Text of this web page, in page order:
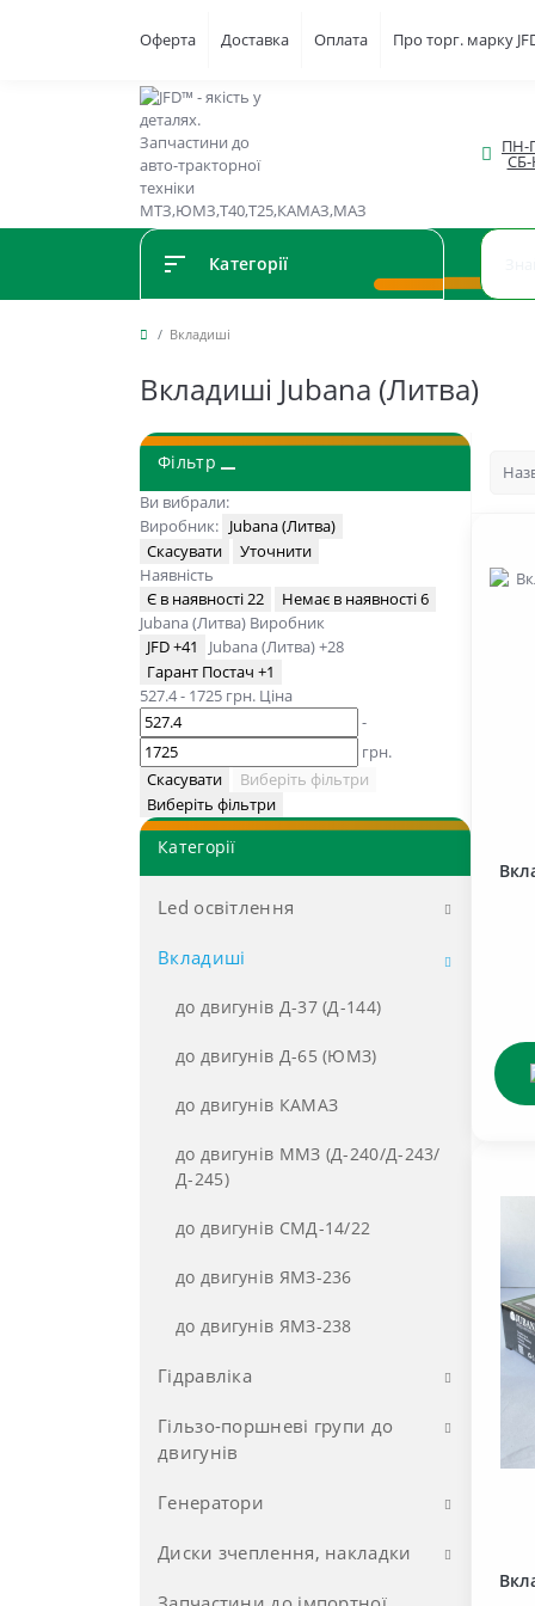
Оферта Доставка Оплата Про торг. марку
ПН-
СБ-
Категорії
Вкладиші
Вкладиші Jubana (Литва)
Фільтр
Ви вибрали:
Виробник: Jubana (Литва)
Скасувати
Уточнити
Наявність
Є в наявності22 Немає в наявності6
Jubana (Литва) Виробник
JFD+41 Jubana (Литва)+28
Гарант Постач +1
527.4- 1725 грн. Ціна
-
грн.
Скасувати
Виберіть фільтри
Виберіть фільтри
Категорії
Led освітлення
LED Лампочки, Ліхтарі
автомобільні
Вкладиші
до двигунів Д-37 (Д-144)
до двигунів Д-65 (ЮМЗ)
до двигунів КАМАЗ
до двигунів ММЗ (Д-240/Д-243/
Д-245)
до двигунів СМД-14/22
до двигунів ЯМЗ-236
до двигунів ЯМЗ-238
Гідравліка
Муфти, перехідники
ВЗТА
Гільзо-поршневі групи до
двигунів
Д-144, Д-21
Гільзи, поршні, пальці, кільця
Д-160 (ЧТЗ)
Гільзи, поршні, пальці, кільця ...
ЗМЗ, ЗІЛ
Генератори
Запчастини до генераторів
Диски зчеплення, накладки